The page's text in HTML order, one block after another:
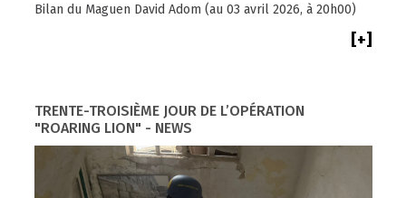
Bilan du Maguen David Adom (au 03 avril 2026, à 20h00)
[+]
TRENTE-TROISIÈME JOUR DE L’OPÉRATION
"ROARING LION" - NEWS